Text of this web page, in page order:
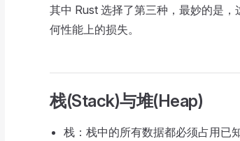
其中 Rust 选择了第三种，最妙的是
何性能上的损失。
栈(Stack)与堆(Heap)
栈：栈中的所有数据都必须占用已